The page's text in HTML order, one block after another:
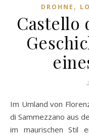
DROHNE ,
Castello
Im Umland von Florenz findet man das verlassene Castello
di Sammezzano aus
im maurischen Stil